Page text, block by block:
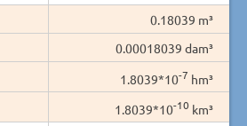
0.18039 m³
0.00018039 dam³
1.8039*10-7 hm³
1.8039*10-10 km³